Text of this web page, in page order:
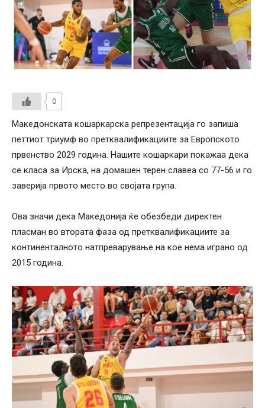
0
Македонската кошаркарска репрезентација го запиша
петтиот триумф во претквалификациите за Европското
првенство 2029 година. Нашите кошаркари покажаа дека
се класа за Ирска, на домашен терен славеа со 77-56 и го
заверија првото место во својата група.
Ова значи дека Македонија ќе обезбеди директен
пласман во втората фаза од претквалификациите за
континенталното натпреварување на кое нема играно од
2015 година.